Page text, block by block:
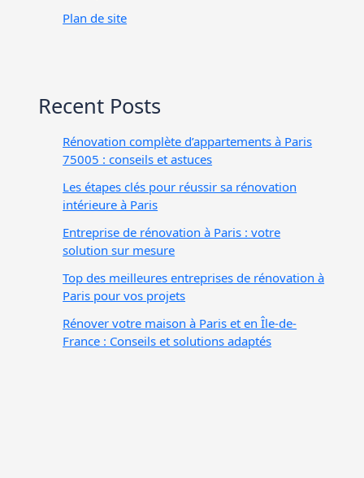
Plan de site
Recent Posts
Rénovation complète d’appartements à Paris
75005 : conseils et astuces
Les étapes clés pour réussir sa rénovation
intérieure à Paris
Entreprise de rénovation à Paris : votre
solution sur mesure
Top des meilleures entreprises de rénovation à
Paris pour vos projets
Rénover votre maison à Paris et en Île-de-
France : Conseils et solutions adaptés